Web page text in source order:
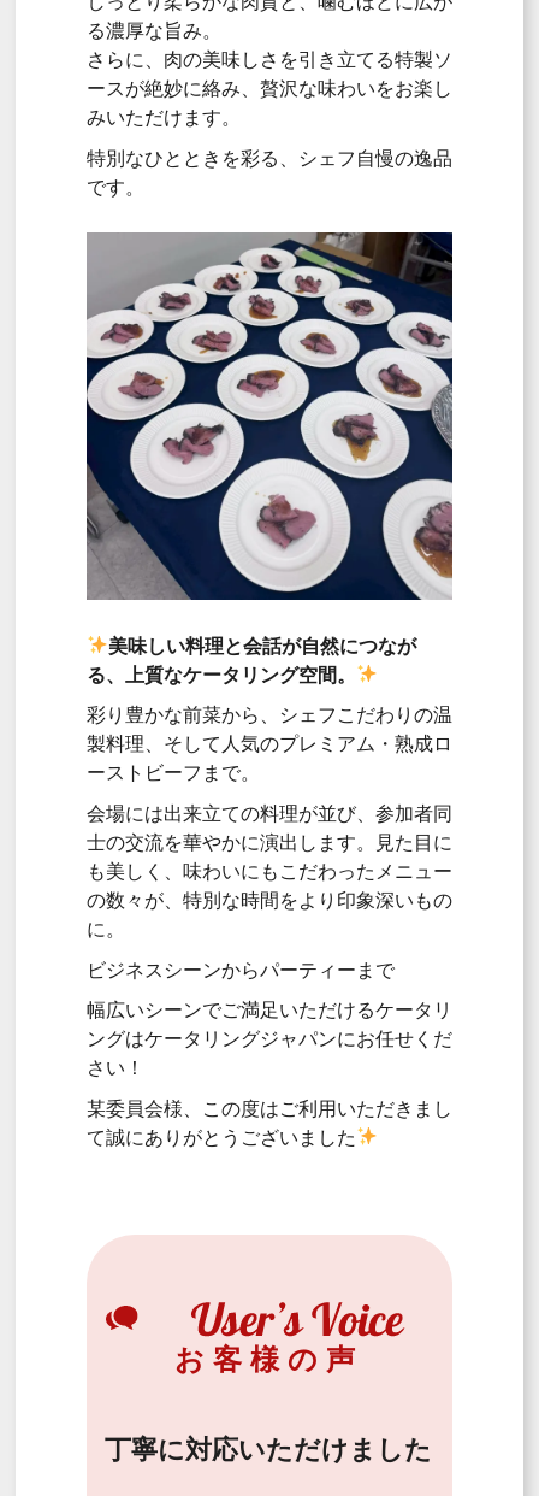
る濃厚な旨み。
さらに、肉の美味しさを引き立てる特製ソ
ースが絶妙に絡み、贅沢な味わいをお楽し
みいただけます。
特別なひとときを彩る、シェフ自慢の逸品
です。
美味しい料理と会話が自然につなが
る、上質なケータリング空間。
彩り豊かな前菜から、シェフこだわりの温
製料理、そして人気のプレミアム・熟成ロ
ーストビーフまで。
会場には出来立ての料理が並び、参加者同
士の交流を華やかに演出します。見た目に
も美しく、味わいにもこだわったメニュー
の数々が、特別な時間をより印象深いもの
に。
ビジネスシーンからパーティーまで
幅広いシーンでご満足いただけるケータリ
ングはケータリングジャパンにお任せくだ
さい！
某委員会様、この度はご利用いただきまし
て誠にありがとうございました
お客様の声
丁寧に対応いただけました